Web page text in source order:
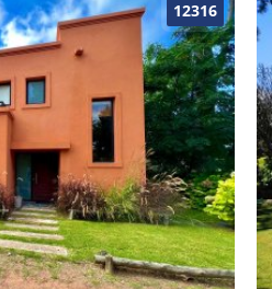
La
comedor
al entorno,
Su
permite
La
en
y una cuarta
como para
es su
12316